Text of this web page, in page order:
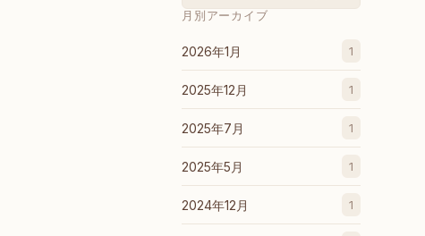
月別アーカイブ
2026年1月 1
2025年12月 1
2025年7月 1
2025年5月 1
2024年12月 1